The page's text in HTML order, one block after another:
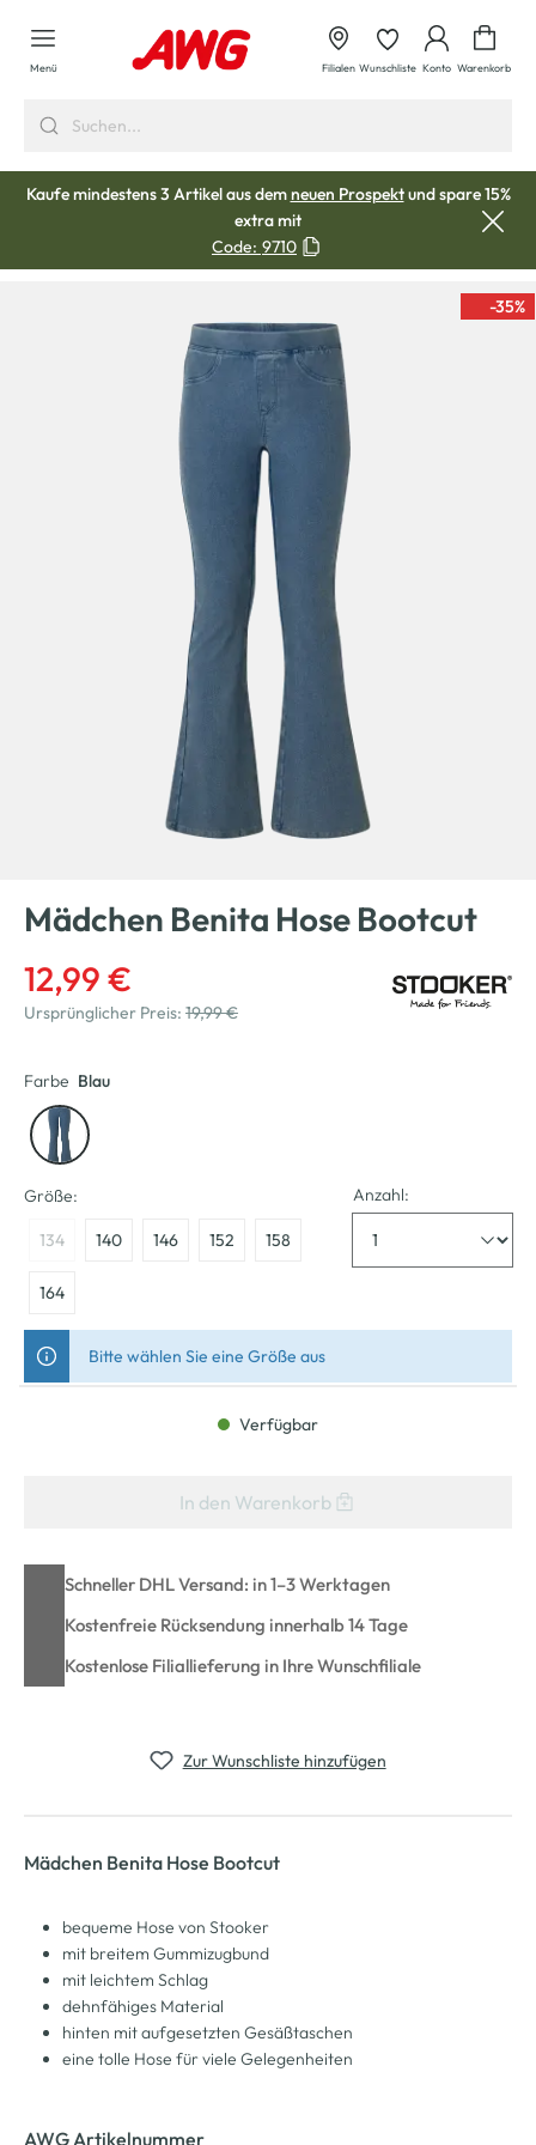
springen
Menü Filialen Wunschliste Konto Warenkorb
Kaufe mindestens 3 Artikel aus demneuen Prospektund spare 15%
extra mit
Code: 9710
-35%
Mädchen Benita Hose Bootcut
12,99 €
Ursprünglicher Preis: 19,99 €
Farbe Blau
Größe:
134 140 146 152 158
164
Anzahl:
Bitte wählen Sie eine Größe aus
Verfügbar
In den Warenkorb
Schneller DHL Versand: in 1–3 Werktagen
Kostenfreie Rücksendung innerhalb 14 Tage
Kostenlose Filiallieferung in Ihre Wunschfiliale
Zur Wunschliste hinzufügen
Mädchen Benita Hose Bootcut
bequeme Hose von Stooker
mit breitem Gummizugbund
mit leichtem Schlag
dehnfähiges Material
hinten mit aufgesetzten Gesäßtaschen
eine tolle Hose für viele Gelegenheiten
AWG Artikelnummer